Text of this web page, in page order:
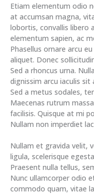
Etiam elementum odio
at accumsan magna,
lobortis, convallis libero
elementum sapien, ac
Phasellus ornare arcu
aliquet. Donec
Sed a rhoncus urna.
dignissim arcu iaculis sit
Sed a metus sodales,
Maecenas rutrum
facilisis. Quisque at mi
Nullam non imperdiet
Nullam et gravida velit,
ligula, scelerisque
Praesent nulla tellus,
Nunc ullamcorper odio
commodo quam, vitae